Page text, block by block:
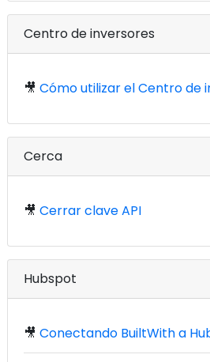
Centro de inversores
🎥 Cómo utilizar el Centro de
Cerca
🎥 Cerrar clave API
Hubspot
🎥 Conectando BuiltWith a